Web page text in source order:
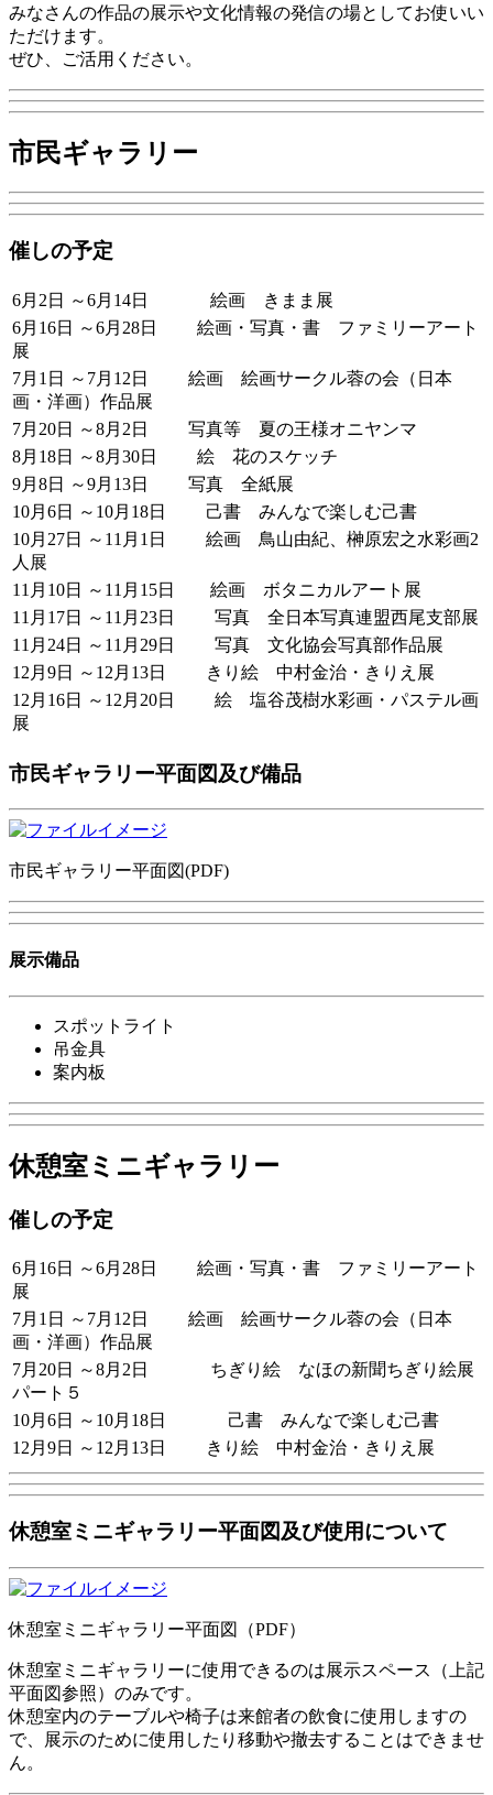
みなさんの作品の展示や文化情報の発信の場としてお使いい
ただけます。
ぜひ、ご活用ください。
市民ギャラリー
催しの予定
6月2日 ～6月14日 絵画 きまま展
6月16日 ～6月28日 絵画・写真・書 ファミリーアート
展
7月1日 ～7月12日 絵画 絵画サークル蓉の会（日本
画・洋画）作品展
7月20日 ～8月2日 写真等 夏の王様オニヤンマ
8月18日 ～8月30日 絵 花のスケッチ
9月8日 ～9月13日 写真 全紙展
10月6日 ～10月18日 己書 みんなで楽しむ己書
10月27日 ～11月1日 絵画 鳥山由紀、榊原宏之水彩画2
人展
11月10日 ～11月15日 絵画 ボタニカルアート展
11月17日 ～11月23日 写真 全日本写真連盟西尾支部展
11月24日 ～11月29日 写真 文化協会写真部作品展
12月9日 ～12月13日 きり絵 中村金治・きりえ展
12月16日 ～12月20日 絵 塩谷茂樹水彩画・パステル画
展
市民ギャラリー平面図及び備品
市民ギャラリー平面図(PDF)
展示備品
スポットライト
吊金具
案内板
休憩室ミニギャラリー
催しの予定
6月16日 ～6月28日 絵画・写真・書 ファミリーアート
展
7月1日 ～7月12日 絵画 絵画サークル蓉の会（日本
画・洋画）作品展
7月20日 ～8月2日 ちぎり絵 なほの新聞ちぎり絵展
パート５
10月6日 ～10月18日 己書 みんなで楽しむ己書
12月9日 ～12月13日 きり絵 中村金治・きりえ展
休憩室ミニギャラリー平面図及び使用について
休憩室ミニギャラリー平面図（PDF）
休憩室ミニギャラリーに使用できるのは展示スペース（上記
平面図参照）のみです。
休憩室内のテーブルや椅子は来館者の飲食に使用しますの
で、展示のために使用したり移動や撤去することはできませ
ん。